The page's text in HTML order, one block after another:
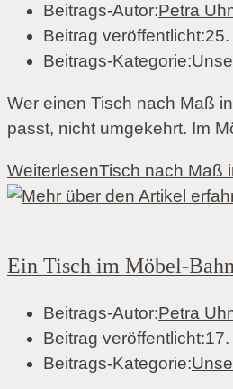
Beitrags-Autor:Petra
Beitrag veröffentlicht:
Beitrags-Kategorie:
Wer einen Tisch nach Maß
passt, nicht umgekehrt. Im
WeiterlesenTisch nach Maß
Ein Tisch im Möbel-
Beitrags-Autor:Petra
Beitrag veröffentlicht:
Beitrags-Kategorie: